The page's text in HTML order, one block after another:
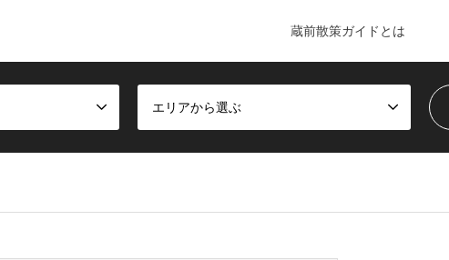
蔵前散策ガイドとは
エリアから選ぶ